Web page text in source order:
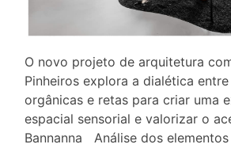
O novo projeto de arquitetura
Pinheiros explora a dialética
orgânicas e retas para criar uma
espacial sensorial e valorizar o
Bannanna Análise dos